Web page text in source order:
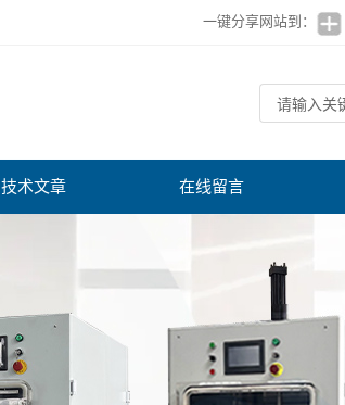
一键分享网站到：
技术文章 在线留言